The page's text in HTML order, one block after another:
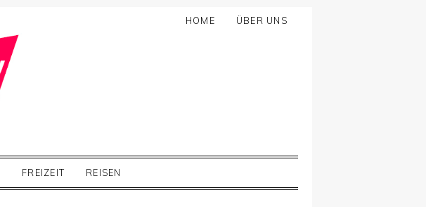
HOME ÜBER UNS
FREIZEIT REISEN